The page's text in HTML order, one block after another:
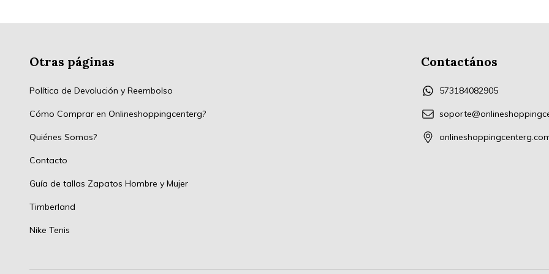
Otras páginas
Política de Devolución y Reembolso
Cómo Comprar en Onlineshoppingcenterg?
Quiénes Somos?
Contacto
Guía de tallas Zapatos Hombre y Mujer
Timberland
Nike Tenis
Contactános
573184082905